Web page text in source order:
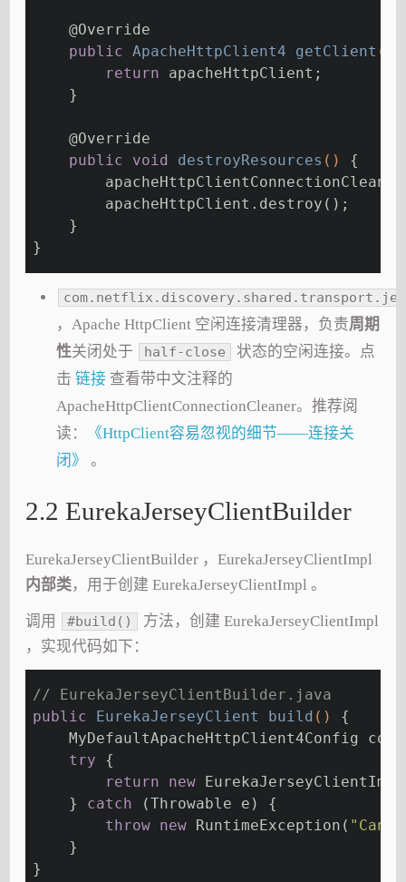
@Override
public ApacheHttpClient4 getClient ()
return apacheHttpClient;
    }
@Override
public
void destroyResources ()
{
        apacheHttpClient.destroy();
    }
}
，Apache HttpClient 空闲连接清理器，负责周期
性关闭处于 half-close
状态的空闲连接。点
击 链接查看带中文注释的
ApacheHttpClientConnectionCleaner。推荐阅
读：
《HttpClient容易忽视的细节——连接关
闭》
。
2.2 EurekaJerseyClientBuilder
EurekaJerseyClientBuilder ，EurekaJerseyClientImpl
内部类，用于创建 EurekaJerseyClientImpl 。
调用 #build()
方法，创建 EurekaJerseyClientImpl
，实现代码如下：
// EurekaJerseyClientBuilder.java
public EurekaJerseyClient build ()
{
MyDefaultApacheHttpClient4Config
try {
return
new
    }
catch (Throwable e) {
throw new RuntimeException(
    }
}